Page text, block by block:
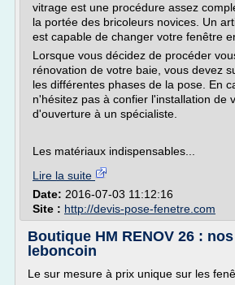
vitrage est une procédure assez
la portée des bricoleurs novices. Un
est capable de changer votre fenêtre
Lorsque vous décidez de procéder
rénovation de votre baie, vous devez
les différentes phases de la pose. En
n'hésitez pas à confier l'installation de
d'ouverture à un spécialiste.
Les matériaux indispensables...
Lire la suite
Date: 2016-07-03 11:12:16
Site : http://devis-pose-fenetre.com
Boutique HM RENOV 26 :
leboncoin
Le sur mesure à prix unique sur les